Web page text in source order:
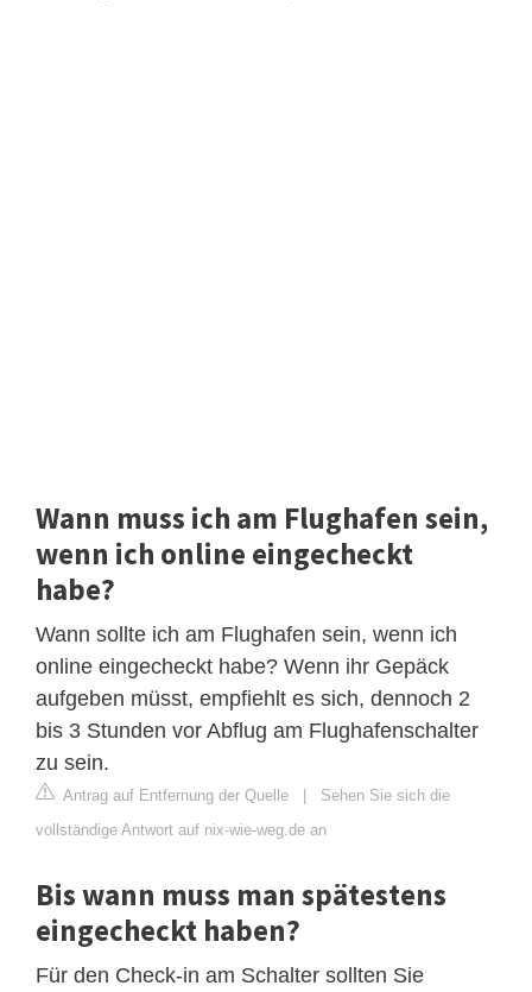
Wann muss ich am Flughafen sein,
wenn ich online eingecheckt
habe?
Wann sollte ich am Flughafen sein, wenn ich
online eingecheckt habe? Wenn ihr Gepäck
aufgeben müsst, empfiehlt es sich, dennoch 2
bis 3 Stunden vor Abflug am Flughafenschalter
zu sein.
Antrag auf Entfernung der Quelle
Sehen Sie sich die
vollständige Antwort auf nix-wie-weg.de an
Bis wann muss man spätestens
eingecheckt haben?
Für den Check-in am Schalter sollten Sie